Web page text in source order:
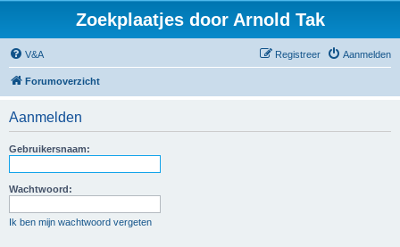
Zoekplaatjes door Arnold Tak
V&A Aanmelden
Registreer
Forumoverzicht
Aanmelden
Gebruikersnaam:
Wachtwoord:
Ik ben mijn wachtwoord vergeten